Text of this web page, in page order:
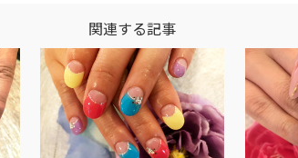
関連する記事